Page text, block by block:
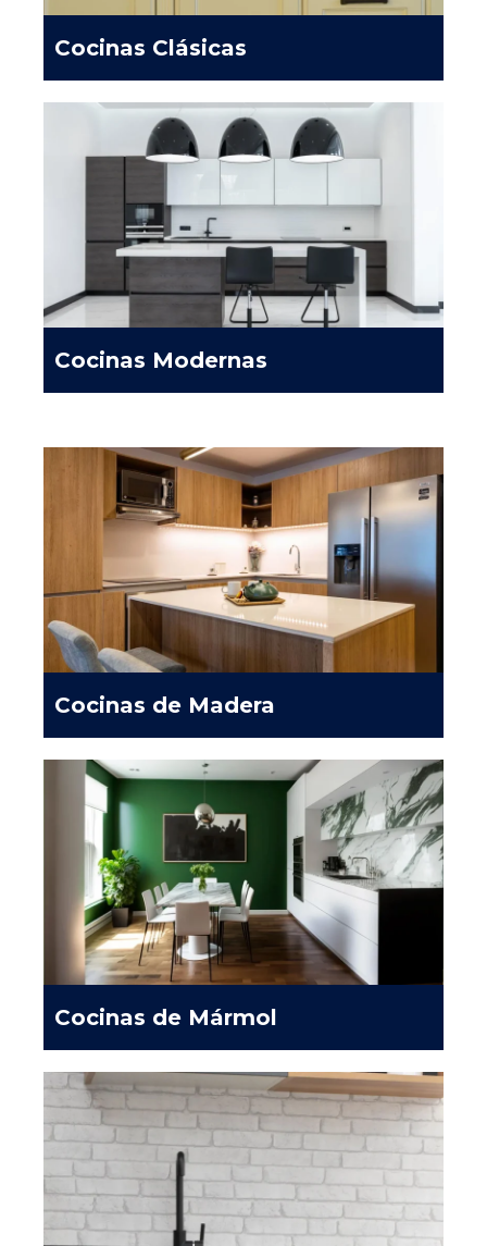
Cocinas Clásicas
Cocinas Modernas
Cocinas de Madera
Cocinas de Mármol